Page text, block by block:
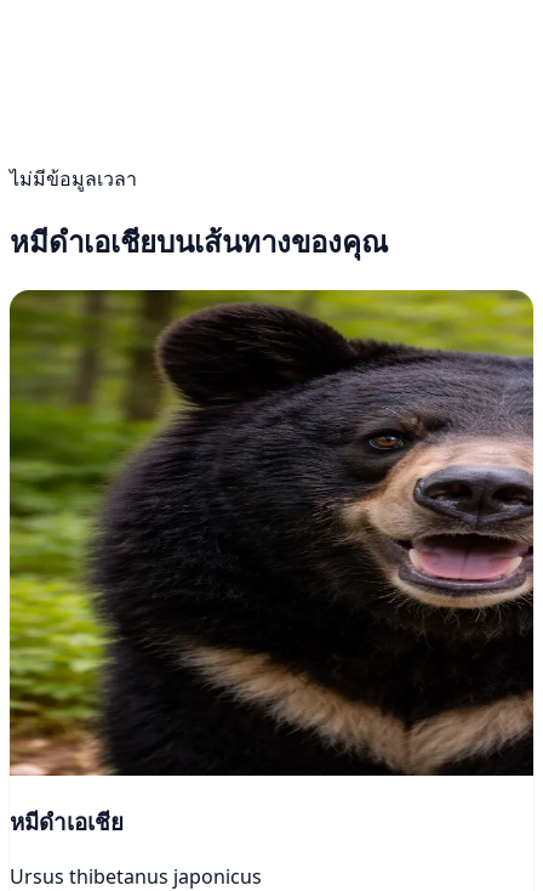
ไม่มีข้อมูลเวลา
หมีดำเอเชียบนเส้นทางของคุณ
หมีดำเอเชีย
Ursus thibetanus japonicus